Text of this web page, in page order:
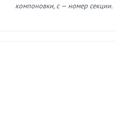
компоновки, c — номер секции.